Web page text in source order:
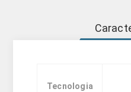
Tecnologia